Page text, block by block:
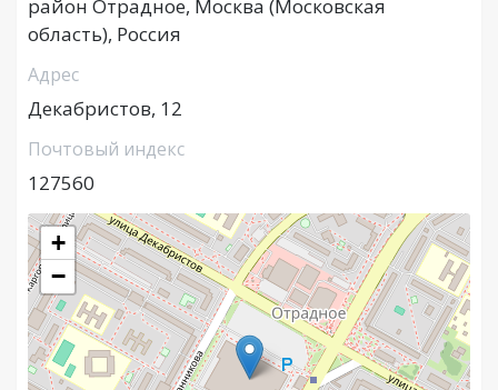
район Отрадное, Москва (Московская
область), Россия
Адрес
Декабристов, 12
Почтовый индекс
127560
+
−